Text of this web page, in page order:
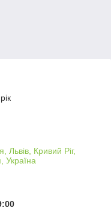
Львів, Кривий Ріг,
Україна